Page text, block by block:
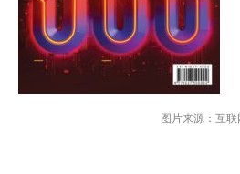
图片来源：互联